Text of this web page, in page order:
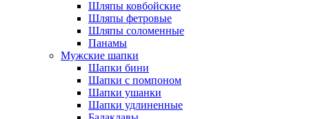
Шляпы ковбойские
Шляпы фетровые
Шляпы соломенные
Панамы
Мужские шапки
Шапки бини
Шапки с помпоном
Шапки ушанки
Шапки удлиненные